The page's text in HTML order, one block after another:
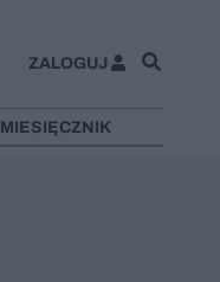
ZALOGUJ
MIESIĘCZNIK